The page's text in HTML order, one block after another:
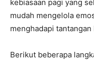
kebiasaan pagi yang
mudah mengelola
menghadapi tantangan
Berikut beberapa